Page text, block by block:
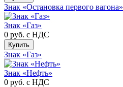
Знак «Остановка первого вагона»
Знак «Газ»
0 руб. с НДС
Купить
Знак «Газ»
Знак «Нефть»
0 руб. с НДС